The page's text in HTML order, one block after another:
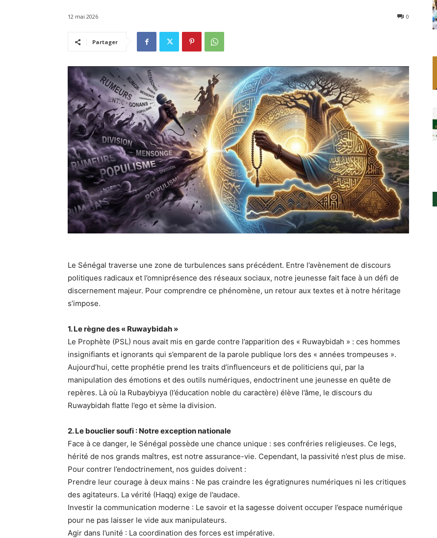
12 mai 2026 0
Partager
​Le Sénégal traverse une zone de turbulences sans précédent. Entre l’avènement de discours
politiques radicaux et l’omniprésence des réseaux sociaux, notre jeunesse fait face à un défi de
discernement majeur. Pour comprendre ce phénomène, un retour aux textes et à notre héritage
s’impose.
1. Le règne des « Ruwaybidah »
​Le Prophète (PSL) nous avait mis en garde contre l’apparition des « Ruwaybidah » : ces hommes
insignifiants et ignorants qui s’emparent de la parole publique lors des « années trompeuses ».
Aujourd’hui, cette prophétie prend les traits d’influenceurs et de politiciens qui, par la
manipulation des émotions et des outils numériques, endoctrinent une jeunesse en quête de
repères. Là où la Rubaybiyya (l’éducation noble du caractère) élève l’âme, le discours du
Ruwaybidah flatte l’ego et sème la division.
2. Le bouclier soufi : Notre exception nationale
​Face à ce danger, le Sénégal possède une chance unique : ses confréries religieuses. Ce legs,
hérité de nos grands maîtres, est notre assurance-vie. Cependant, la passivité n’est plus de mise.
Pour contrer l’endoctrinement, nos guides doivent :
​Prendre leur courage à deux mains : Ne pas craindre les égratignures numériques ni les critiques
des agitateurs. La vérité (Haqq) exige de l’audace.
​Investir la communication moderne : Le savoir et la sagesse doivent occuper l’espace numérique
pour ne pas laisser le vide aux manipulateurs.
​Agir dans l’unité : La coordination des forces est impérative.